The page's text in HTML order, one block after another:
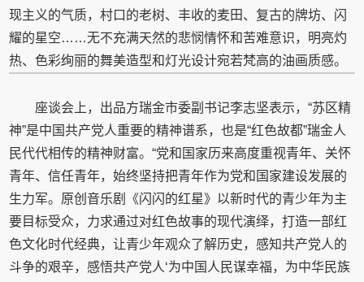
现主义的气质，村口的老树、丰收的麦田、复古的牌坊、闪
耀的星空……无不充满天然的悲悯情怀和苦难意识，明亮灼
热、色彩绚丽的舞美造型和灯光设计宛若梵高的油画质感。
座谈会上，出品方瑞金市委副书记李志坚表示，“苏区精
神”是中国共产党人重要的精神谱系，也是“红色故都”瑞金人
民代代相传的精神财富。“党和国家历来高度重视青年、关怀
青年、信任青年，始终坚持把青年作为党和国家建设发展的
生力军。原创音乐剧《闪闪的红星》以新时代的青少年为主
要目标受众，力求通过对红色故事的现代演绎，打造一部红
色文化时代经典，让青少年观众了解历史，感知共产党人的
斗争的艰辛，感悟共产党人‘为中国人民谋幸福，为中华民族